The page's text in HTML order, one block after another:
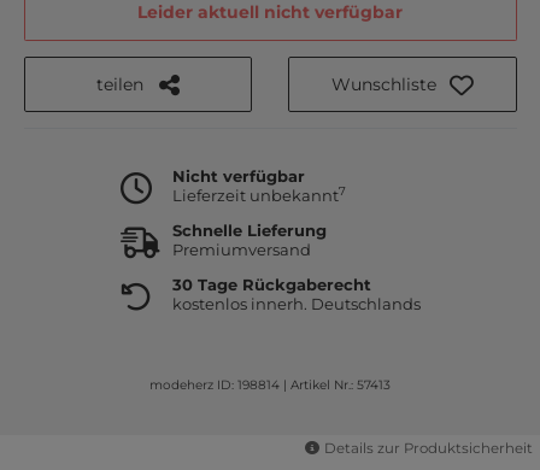
Leider aktuell nicht verfügbar
teilen Wunschliste
Nicht verfügbar
Lieferzeit unbekannt7
Schnelle Lieferung
Premiumversand
30 Tage Rückgaberecht
kostenlos innerh. Deutschlands
modeherz ID: 198814 | Artikel Nr.: 57413
Details zur Produktsicherheit